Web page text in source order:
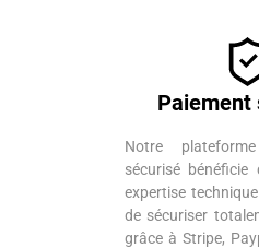
Paiement
Notre
sécurisé
expertise
de sécuriser
grâce à Stripe,